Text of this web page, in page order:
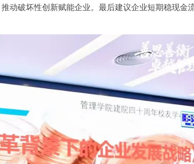
动破坏性创新赋能企业。最后建议企业短期稳现金